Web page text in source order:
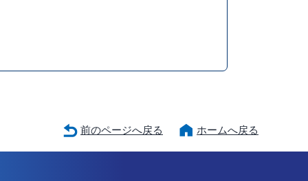
前のページへ戻る ホームへ戻る